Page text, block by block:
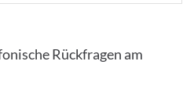
Rückfragen am